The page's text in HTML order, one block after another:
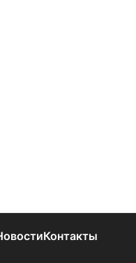
Контакты